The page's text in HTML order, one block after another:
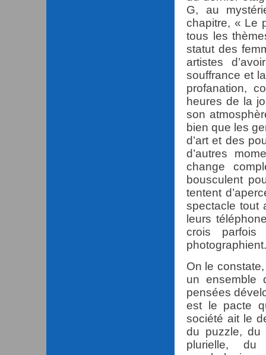
G, au
chapitre, « Le
tous les
statut des
artistes
souffrance et
profanation,
heures de la
son
bien que les
d’art et des
d’autres
change
bousculent
tentent
spectacle tout
leurs
crois
On le
un ensemble
pensées
est le pacte
société ait le
du puzzle, du
plurielle, du